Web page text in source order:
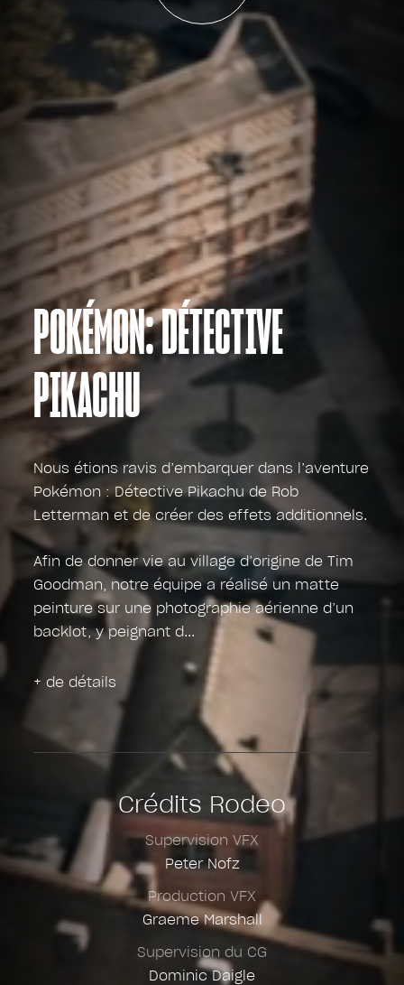
POKÉMON: DÉTECTIVE
PIKACHU
Nous étions ravis d’embarquer dans l’aventure
Pokémon : Détective Pikachu de Rob
Letterman et de créer des effets additionnels.
Afin de donner vie au village d’origine de Tim
Goodman, notre équipe a réalisé un matte
peinture sur une photographie aérienne d’un
backlot, y peignant d
+ de détails
Crédits Rodeo
Supervision VFX
Peter Nofz
Production VFX
Graeme Marshall
Supervision du CG
Dominic Daigle